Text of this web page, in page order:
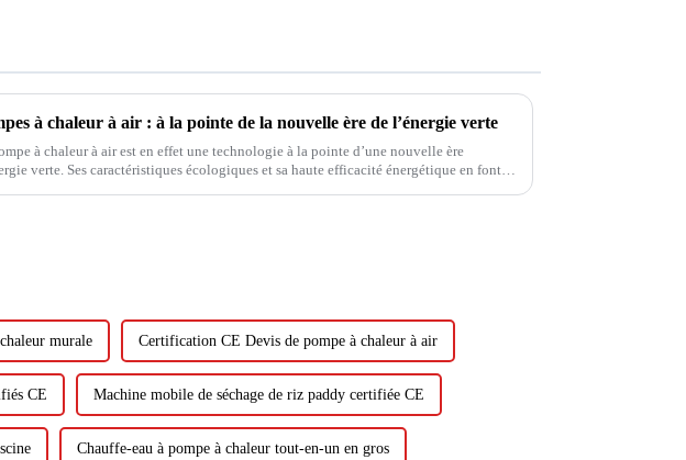
à chaleur à air : à la pointe de la nouvelle ère de l’énergie verte
à chaleur à air est en effet une technologie à la pointe d’une nouvelle ère
verte. Ses caractéristiques écologiques et sa haute efficacité énergétique en font
murale Certification CE Devis de pompe à chaleur à air
CE Machine mobile de séchage de riz paddy certifiée CE
Chauffe-eau à pompe à chaleur tout-en-un en gros